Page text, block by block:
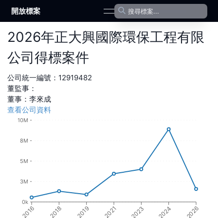
開放標案 open navigation menu
2026年正大興國際環保工程有限
公司得標案件
公司統一編號： 12919482
董監事：
董事 ： 李來成
查看公司資料
2016 2018 2019 2021 2023 2024 2026
0k
3M
5M
8M
10M